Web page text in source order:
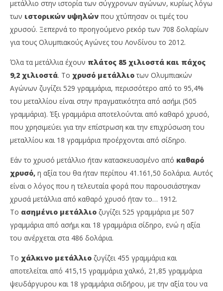
Τόσο κοστίζουν τα μετάλλια των Ολυμπιακών
Αγώνων του Παρισιού
1
Αυγούστου,
2024
μετάλλιο στην ιστορία των σύγχρονων αγώνων, κυρίως λόγω
των ιστορικών υψηλών που χτύπησαν οι τιμές του
χρυσού. Ξεπερνά το προηγούμενο ρεκόρ των 708 δολαρίων
για τους Ολυμπιακούς Αγώνες του Λονδίνου το 2012.
Όλα τα μετάλλια έχουν πλάτος 85 χιλιοστά και πάχος
9,2 χιλιοστά. Το χρυσό μετάλλιο των Ολυμπιακών
Αγώνων ζυγίζει 529 γραμμάρια, περισσότερο από το 95,4%
του μεταλλίου είναι στην πραγματικότητα από ασήμι (505
γραμμάρια). Έξι γραμμάρια αποτελούνται από καθαρό χρυσό,
που χρησιμεύει για την επίστρωση και την επιχρύσωση του
μεταλλίου και 18 γραμμάρια προέρχονται από σίδηρο.
Εάν το χρυσό μετάλλιο ήταν κατασκευασμένο από καθαρό
χρυσό, η αξία του θα ήταν περίπου 41.161,50 δολάρια. Αυτός
είναι ο λόγος που η τελευταία φορά που παρουσιάστηκαν
χρυσά μετάλλια από καθαρό χρυσό ήταν το… 1912.
Το ασημένιο μετάλλιο ζυγίζει 525 γραμμάρια με 507
γραμμάρια από ασήμι και 18 γραμμάρια σίδηρο, ενώ η αξία
του ανέρχεται στα 486 δολάρια.
Το χάλκινο μετάλλιο ζυγίζει 455 γραμμάρια και
αποτελείται από 415,15 γραμμάρια χαλκό, 21,85 γραμμάρια
ψευδάργυρου και 18 γραμμάρια σιδήρου, με την αξία του να